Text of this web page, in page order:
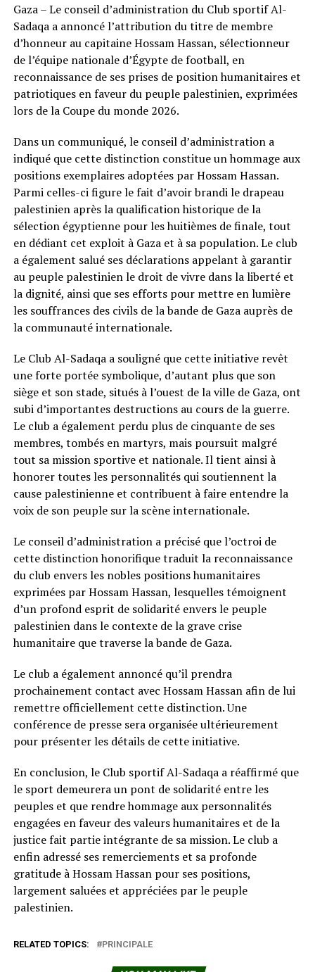
Gaza – Le conseil d’administration du Club sportif Al-
Sadaqa a annoncé l’attribution du titre de membre
d’honneur au capitaine Hossam Hassan, sélectionneur
de l’équipe nationale d’Égypte de football, en
reconnaissance de ses prises de position humanitaires et
patriotiques en faveur du peuple palestinien, exprimées
lors de la Coupe du monde 2026.
Dans un communiqué, le conseil d’administration a
indiqué que cette distinction constitue un hommage aux
positions exemplaires adoptées par Hossam Hassan.
Parmi celles-ci figure le fait d’avoir brandi le drapeau
palestinien après la qualification historique de la
sélection égyptienne pour les huitièmes de finale, tout
en dédiant cet exploit à Gaza et à sa population. Le club
a également salué ses déclarations appelant à garantir
au peuple palestinien le droit de vivre dans la liberté et
la dignité, ainsi que ses efforts pour mettre en lumière
les souffrances des civils de la bande de Gaza auprès de
la communauté internationale.
Le Club Al-Sadaqa a souligné que cette initiative revêt
une forte portée symbolique, d’autant plus que son
siège et son stade, situés à l’ouest de la ville de Gaza, ont
subi d’importantes destructions au cours de la guerre.
Le club a également perdu plus de cinquante de ses
membres, tombés en martyrs, mais poursuit malgré
tout sa mission sportive et nationale. Il tient ainsi à
honorer toutes les personnalités qui soutiennent la
cause palestinienne et contribuent à faire entendre la
voix de son peuple sur la scène internationale.
Le conseil d’administration a précisé que l’octroi de
cette distinction honorifique traduit la reconnaissance
du club envers les nobles positions humanitaires
exprimées par Hossam Hassan, lesquelles témoignent
d’un profond esprit de solidarité envers le peuple
palestinien dans le contexte de la grave crise
humanitaire que traverse la bande de Gaza.
Le club a également annoncé qu’il prendra
prochainement contact avec Hossam Hassan afin de lui
remettre officiellement cette distinction. Une
conférence de presse sera organisée ultérieurement
pour présenter les détails de cette initiative.
En conclusion, le Club sportif Al-Sadaqa a réaffirmé que
le sport demeurera un pont de solidarité entre les
peuples et que rendre hommage aux personnalités
engagées en faveur des valeurs humanitaires et de la
justice fait partie intégrante de sa mission. Le club a
enfin adressé ses remerciements et sa profonde
gratitude à Hossam Hassan pour ses positions,
largement saluées et appréciées par le peuple
palestinien.
RELATED TOPICS: PRINCIPALE